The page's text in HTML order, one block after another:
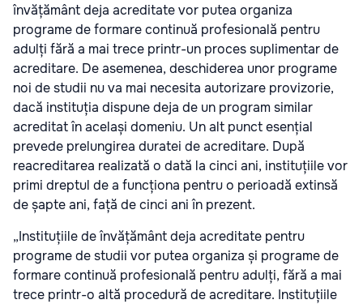
învățământ deja acreditate vor putea organiza
programe de formare continuă profesională pentru
adulți fără a mai trece printr-un proces suplimentar de
acreditare. De asemenea, deschiderea unor programe
noi de studii nu va mai necesita autorizare provizorie,
dacă instituția dispune deja de un program similar
acreditat în același domeniu. Un alt punct esențial
prevede prelungirea duratei de acreditare. După
reacreditarea realizată o dată la cinci ani, instituțiile vor
primi dreptul de a funcționa pentru o perioadă extinsă
de șapte ani, față de cinci ani în prezent.
„Instituțiile de învățământ deja acreditate pentru
programe de studii vor putea organiza și programe de
formare continuă profesională pentru adulți, fără a mai
trece printr-o altă procedură de acreditare. Instituțiile